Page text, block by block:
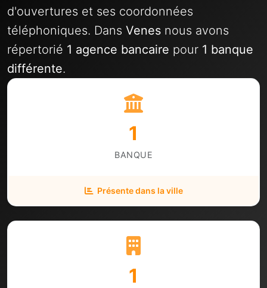
d'ouvertures et ses coordonnées
téléphoniques. Dans Venes nous avons
répertorié 1 agence bancaire pour 1 banque
différente.
1
BANQUE
Présente dans la ville
1